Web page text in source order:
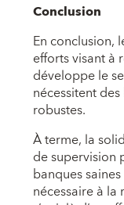
Conclusion
En conclusion,
efforts visant à
développe le
nécessitent
robustes.
À terme, la
de supervision
banques
nécessaire à la